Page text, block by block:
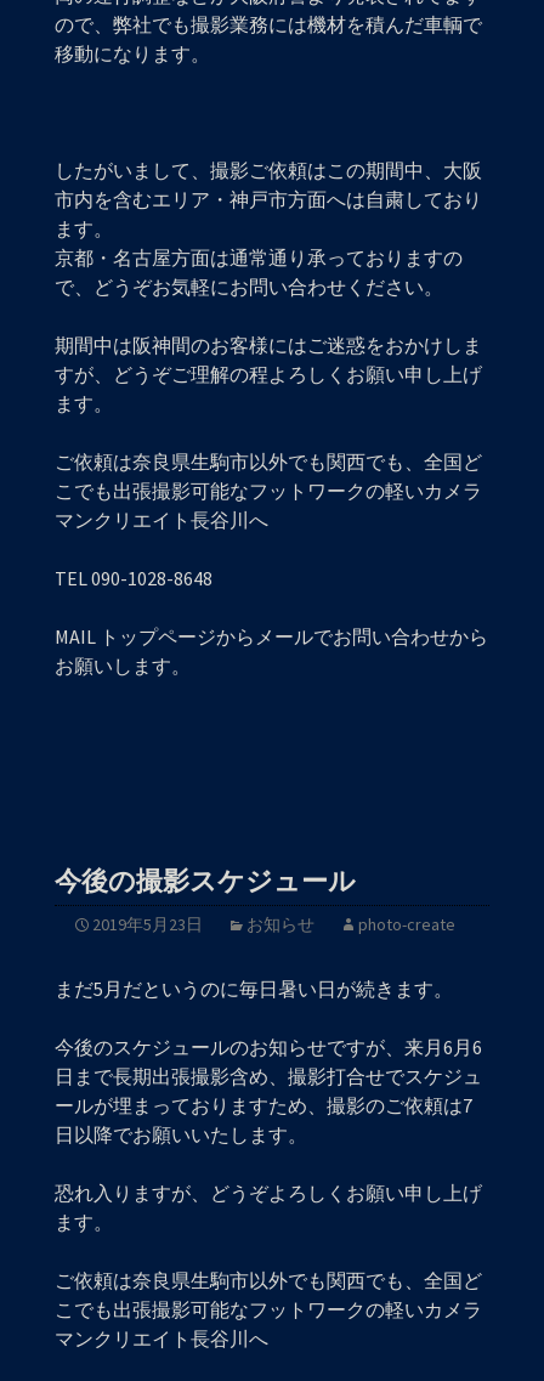
ので、弊社でも撮影業務には機材を積んだ車輌で
移動になります。
したがいまして、撮影ご依頼はこの期間中、大阪
市内を含むエリア・神戸市方面へは自粛しており
ます。
京都・名古屋方面は通常通り承っておりますの
で、どうぞお気軽にお問い合わせください。
期間中は阪神間のお客様にはご迷惑をおかけしま
すが、どうぞご理解の程よろしくお願い申し上げ
ます。
ご依頼は奈良県生駒市以外でも関西でも、全国ど
こでも出張撮影可能なフットワークの軽いカメラ
マンクリエイト長谷川へ
TEL 090-1028-8648
MAIL トップページからメールでお問い合わせから
お願いします。
今後の撮影スケジュール
2019年5月23日 お知らせ photo-create
まだ5月だというのに毎日暑い日が続きます。
今後のスケジュールのお知らせですが、来月6月6
日まで長期出張撮影含め、撮影打合せでスケジュ
ールが埋まっておりますため、撮影のご依頼は7
日以降でお願いいたします。
恐れ入りますが、どうぞよろしくお願い申し上げ
ます。
ご依頼は奈良県生駒市以外でも関西でも、全国ど
こでも出張撮影可能なフットワークの軽いカメラ
マンクリエイト長谷川へ